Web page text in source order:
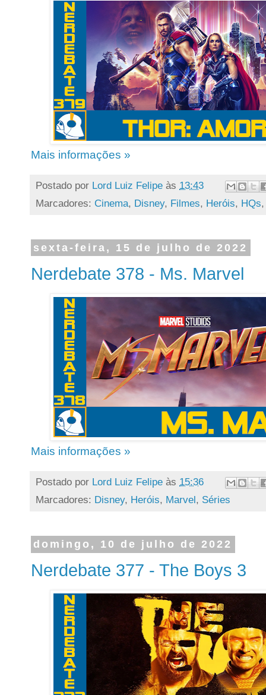
Mais informações »
Postado por Lord Luiz Felipe às 13:43
Marcadores: Cinema, Disney, Filmes, Heróis, HQs
sexta-feira, 15 de julho de 2022
Nerdebate 378 - Ms. Marvel
Mais informações »
Postado por Lord Luiz Felipe às 15:36
Marcadores: Disney, Heróis, Marvel, Séries
domingo, 10 de julho de 2022
Nerdebate 377 - The Boys 3